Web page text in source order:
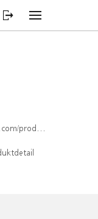
CH1575327858